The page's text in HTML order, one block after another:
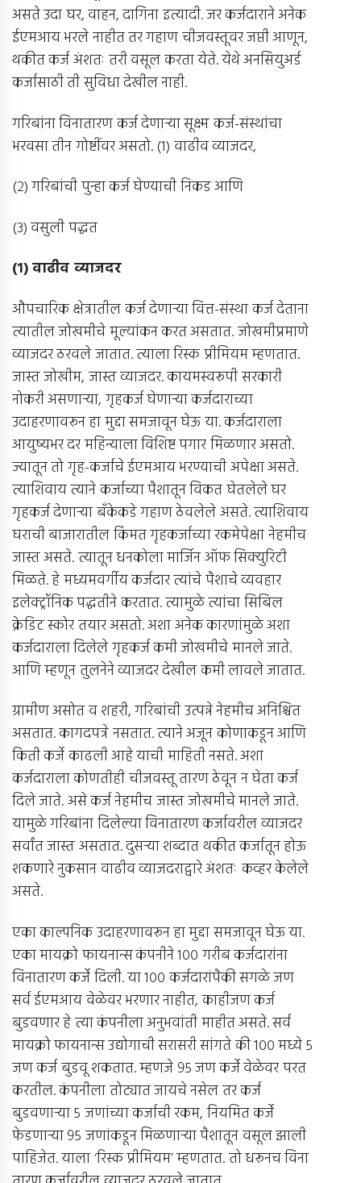
असते उदा घर, वाहन, दागिना इत्यादी. जर कर्जदाराने अनेक
ईएमआय भरले नाहीत तर गहाण चीजवस्तूवर जप्ती आणून,
थकीत कर्ज अंशतः तरी वसूल करता येते. येथे अनसियुअर्ड
कर्जासाठी ती सुविधा देखील नाही.
गरिबांना विनातारण कर्ज देणार्‍या सूक्ष्म कर्ज-संस्थांचा
भरवसा तीन गोष्टींवर असतो. (१) वाढीव व्याजदर,
(२) गरिबांची पुन्हा कर्ज घेण्याची निकड आणि
(३) वसुली पद्धत
(१)वाढीव व्याजदर
औपचारिक क्षेत्रातील कर्ज देणार्‍या वित्त-संस्था कर्ज देताना
त्यातील जोखमीचे मूल्यांकन करत असतात. जोखमीप्रमाणे
व्याजदर ठरवले जातात. त्याला रिस्क प्रीमियम म्हणतात.
जास्त जोखीम, जास्त व्याजदर. कायमस्वरूपी सरकारी
नोकरी असणार्‍या, गृहकर्ज घेणार्‍या कर्जदाराच्या
उदाहरणावरून हा मुद्दा समजावून घेऊ या. कर्जदाराला
आयुष्यभर दर महिन्याला विशिष्ट पगार मिळणार असतो.
ज्यातून तो गृह-कर्जाचे ईएमआय भरण्याची अपेक्षा असते.
त्याशिवाय त्याने कर्जाच्या पैशातून विकत घेतलेले घर
गृहकर्ज देणार्‍या बँकेकडे गहाण ठेवलेले असते. त्याशिवाय
घराची बाजारातील किंमत गृहकर्जाच्या रकमेपेक्षा नेहमीच
जास्त असते. त्यातून धनकोला मार्जिन ऑफ सिक्युरिटी
मिळते. हे मध्यमवर्गीय कर्जदार त्यांचे पैशाचे व्यवहार
इलेक्ट्रॉनिक पद्धतीने करतात. त्यामुळे त्यांचा सिबिल
क्रेडिट स्कोर तयार असतो. अशा अनेक कारणांमुळे अशा
कर्जदाराला दिलेले गृहकर्ज कमी जोखमीचे मानले जाते.
आणि म्हणून तुलनेने व्याजदर देखील कमी लावले जातात.
ग्रामीण असोत व शहरी, गरिबांची उत्पन्ने नेहमीच अनिश्चित
असतात. कागदपत्रे नसतात. त्याने अजून कोणाकडून आणि
किती कर्जे काढली आहे याची माहिती नसते. अशा
कर्जदाराला कोणतीही चीजवस्तू तारण ठेवून न घेता कर्ज
दिले जाते. असे कर्ज नेहमीच जास्त जोखमीचे मानले जाते.
यामुळे गरिबांना दिलेल्या विनातारण कर्जावरील व्याजदर
सर्वांत जास्त असतात. दुसर्‍या शब्दात थकीत कर्जातून होऊ
शकणारे नुकसान वाढीव व्याजदराद्वारे अंशतः कव्हर केलेले
असते.
एका काल्पनिक उदाहरणावरून हा मुद्दा समजावून घेऊ या.
एका मायक्रो फायनान्स कंपनीने १०० गरीब कर्जदारांना
विनातारण कर्जे दिली. या १०० कर्जदारांपैकी सगळे जण
सर्व ईएमआय वेळेवर भरणार नाहीत, काहीजण कर्ज
बुडवणार हे त्या कंपनीला अनुभवांती माहीत असते. सर्व
मायक्रो फायनान्स उद्योगाची सरासरी सांगते की १०० मध्ये ५
जण कर्ज बुडवू शकतात. म्हणजे ९५ जण कर्जे वेळेवर परत
करतील. कंपनीला तोट्यात जायचे नसेल तर कर्ज
बुडवणार्‍या ५ जणांच्या कर्जाची रकम, नियमित कर्जे
फेडणार्‍या ९५ जणांकडून मिळणार्‍या पैशातून वसूल झाली
पाहिजेत. याला ‘रिस्क प्रीमियम’ म्हणतात. तो धरूनच विना